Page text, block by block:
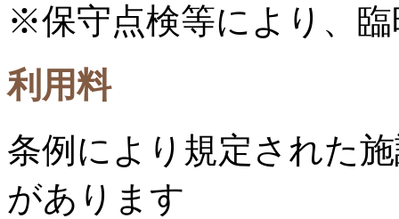
※保守点検等により、
利用料
条例により規定された
があります